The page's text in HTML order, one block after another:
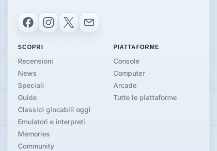
FacebookInstagram
X Email
SCOPRI
Recensioni
News
Speciali
Guide
Classici giocabili oggi
Emulatori e interpreti
Memories
Community
PIATTAFORME
Console
Computer
Arcade
Tutte le piattaforme